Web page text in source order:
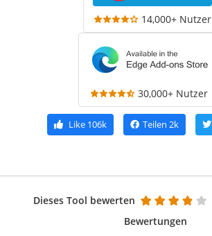
14,000+ Nutzer
30,000+ Nutzer
Like 106k Teilen 2k
Dieses Tool bewerten
Bewertungen